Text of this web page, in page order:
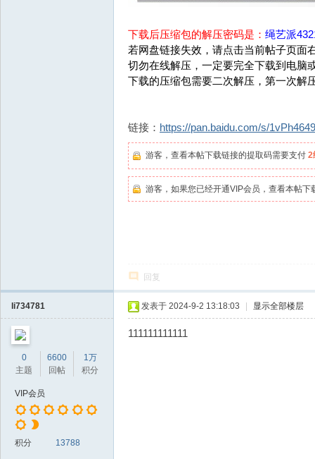
下载后压缩包的解压密码是： 绳艺派
若网盘链接失效，请点击当前帖子页面
切勿在线解压，一定要完全下载到电脑
下载的压缩包需要二次解压，第一次解
链接： https://pan.baidu.com/s/
游客，查看本帖下载链接的提取码需要支付 2
游客，如果您已经开通VIP会员，查看本帖下
回复
li734781
0
主题
6600
回帖
1万
积分
VIP会员
积分 13788
发表于 2024-9-2 13:18:03 显示全部楼层
111111111111